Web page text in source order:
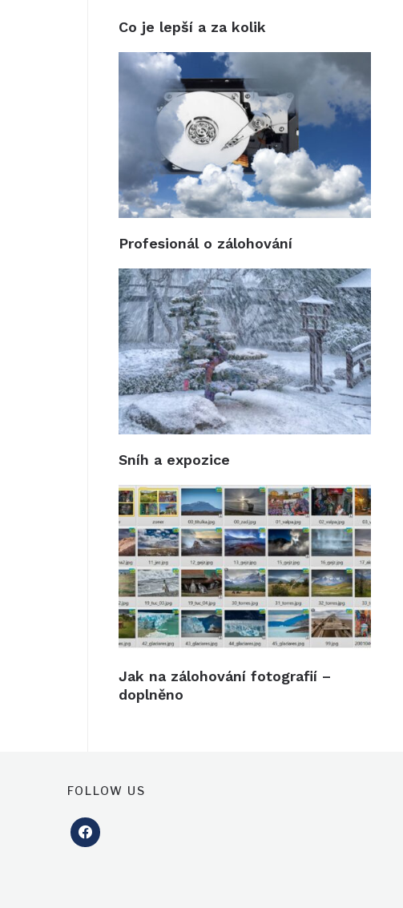
Co je lepší a za kolik
Profesionál o zálohování
Sníh a expozice
Jak na zálohování fotografií –
doplněno
FOLLOW US
facebook